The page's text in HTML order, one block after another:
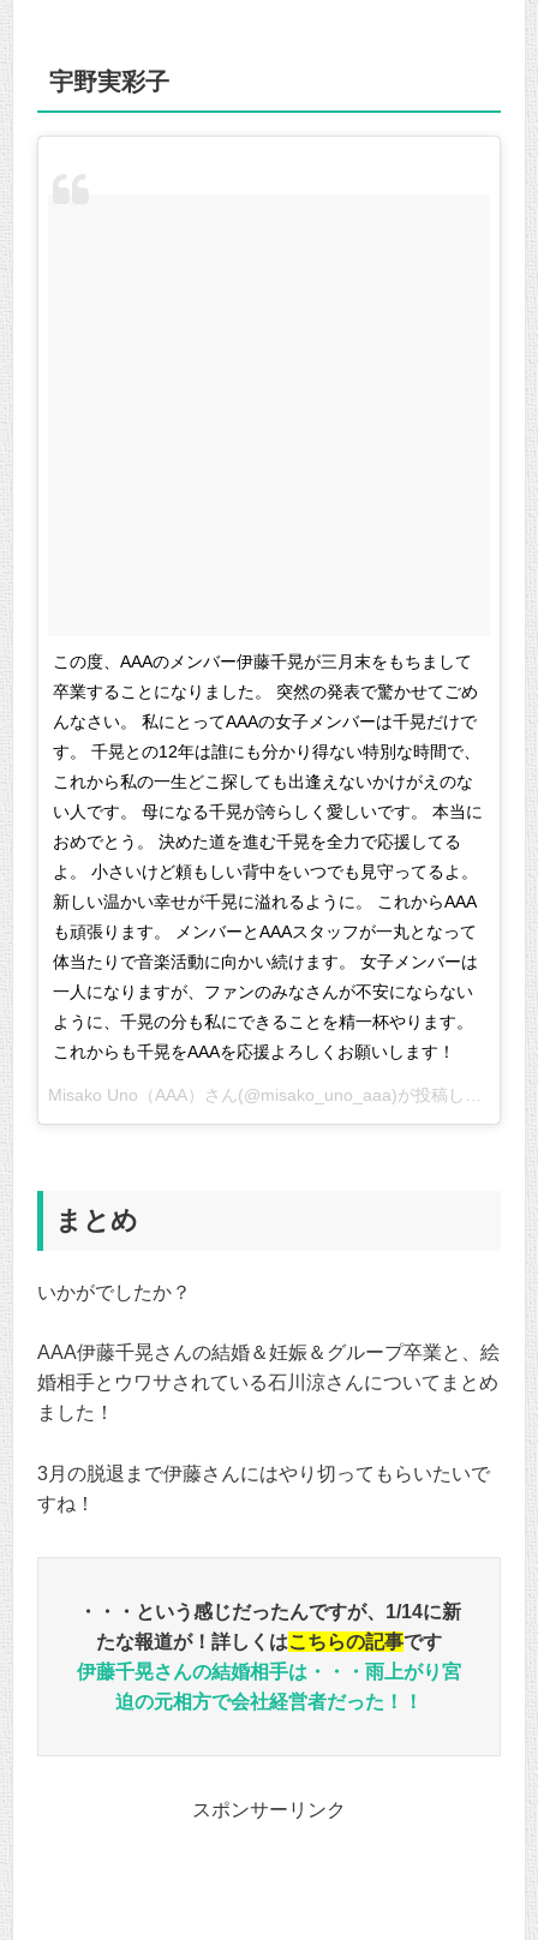
宇野実彩子
この度、AAAのメンバー伊藤千晃が三月末をもちまして
卒業することになりました。 突然の発表で驚かせてごめ
んなさい。 私にとってAAAの女子メンバーは千晃だけで
す。 千晃との12年は誰にも分かり得ない特別な時間で、
これから私の一生どこ探しても出逢えないかけがえのな
い人です。 母になる千晃が誇らしく愛しいです。 本当に
おめでとう。 決めた道を進む千晃を全力で応援してる
よ。 小さいけど頼もしい背中をいつでも見守ってるよ。
新しい温かい幸せが千晃に溢れるように。 これからAAA
も頑張ります。 メンバーとAAAスタッフが一丸となって
体当たりで音楽活動に向かい続けます。 女子メンバーは
一人になりますが、ファンのみなさんが不安にならない
ように、千晃の分も私にできることを精一杯やります。
これからも千晃をAAAを応援よろしくお願いします！
まとめ
いかがでしたか？
AAA伊藤千晃さんの結婚＆妊娠＆グループ卒業と、絵
婚相手とウワサされている石川涼さんについてまとめ
ました！
3月の脱退まで伊藤さんにはやり切ってもらいたいで
すね！
・・・という感じだったんですが、1/14に新
たな報道が！詳しくはこちらの記事です
伊藤千晃さんの結婚相手は・・・雨上がり宮
迫の元相方で会社経営者だった！！
スポンサーリンク